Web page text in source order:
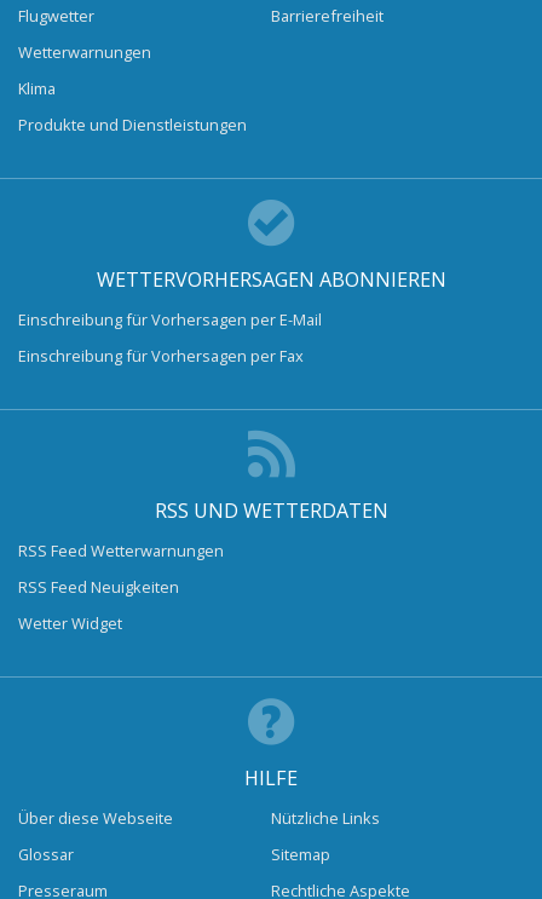
Flugwetter
Wetterwarnungen
Klima
Produkte und Dienstleistungen
Barrierefreiheit
WETTERVORHERSAGEN ABONNIEREN
Einschreibung für Vorhersagen per E-Mail
Einschreibung für Vorhersagen per Fax
RSS UND WETTERDATEN
RSS Feed Wetterwarnungen
RSS Feed Neuigkeiten
Wetter Widget
HILFE
Über diese Webseite
Glossar
Presseraum
Nützliche Links
Sitemap
Rechtliche Aspekte